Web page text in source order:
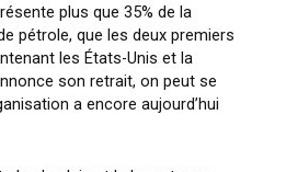
plus que 35% de la
pétrole, que les deux premiers
les États-Unis et la
son retrait, on peut se
a encore aujourd’hui